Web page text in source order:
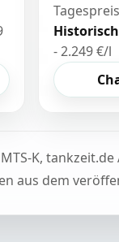
- 2.249 €/l
K,
aus dem